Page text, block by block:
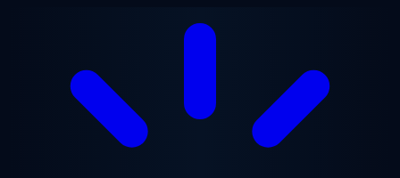
Saltar para o conteúdo principal